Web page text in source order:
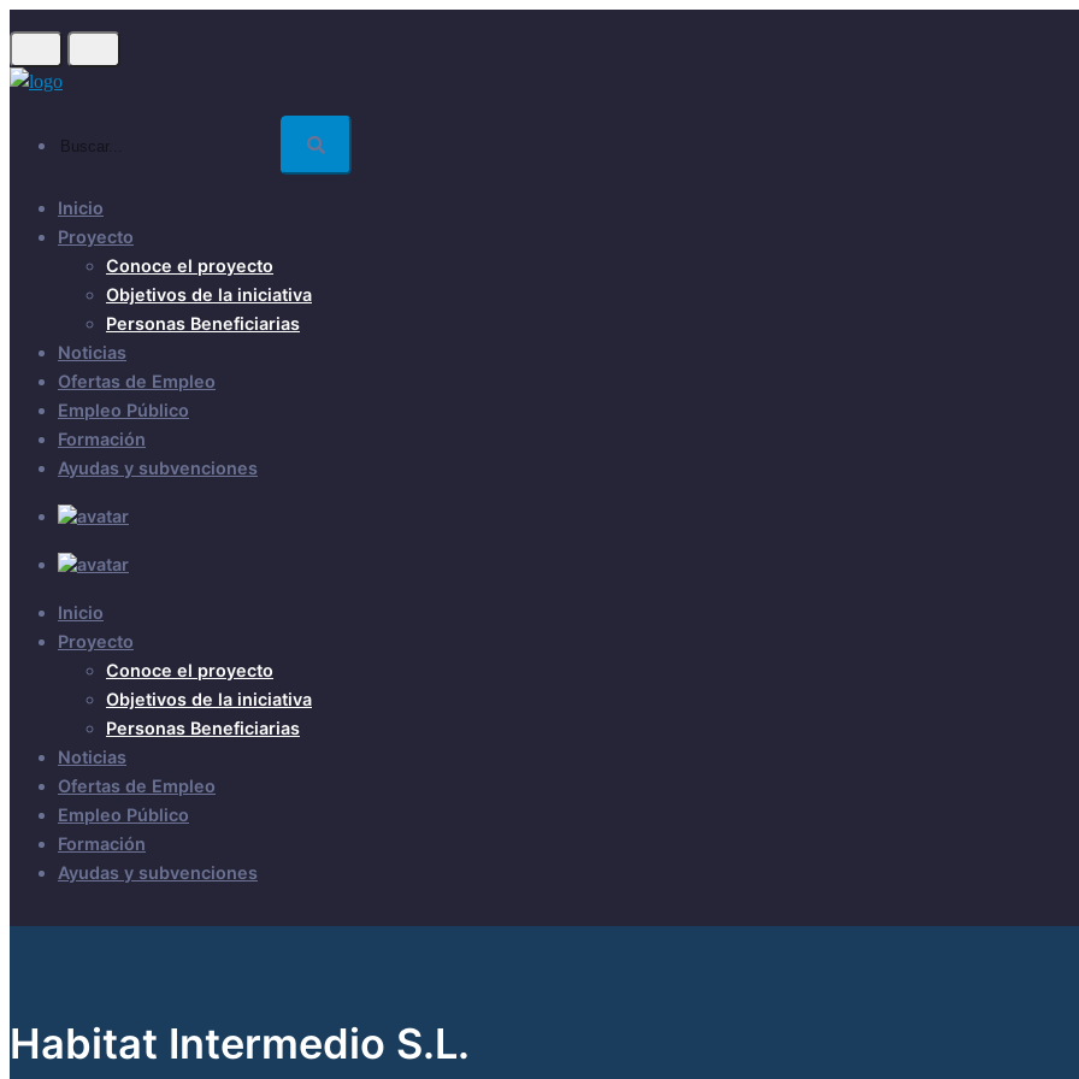
main
Inicio
Proyecto
Conoce el proyecto
Objetivos de la iniciativa
Personas Beneficiarias
Noticias
Ofertas de Empleo
Empleo Público
Formación
Ayudas y subvenciones
Inicio
Proyecto
Conoce el proyecto
Objetivos de la iniciativa
Personas Beneficiarias
Noticias
Ofertas de Empleo
Empleo Público
Formación
Ayudas y subvenciones
Habitat Intermedio S.L.